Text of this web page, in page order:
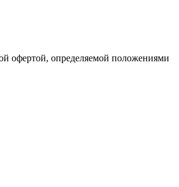
офертой, определяемой положениями